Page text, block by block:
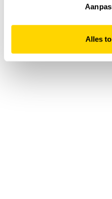
website niet optimaal
Alles